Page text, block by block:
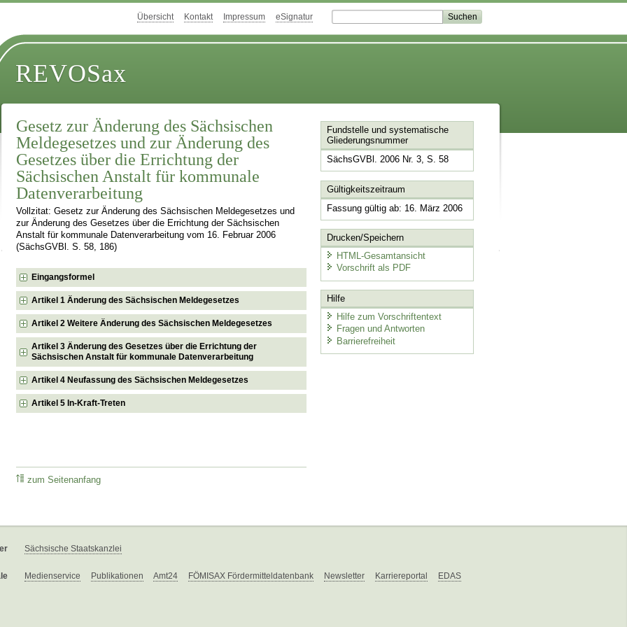
Übersicht Kontakt Impressum eSignatur
REVOSax
Gesetz zur Änderung des Sächsischen
Meldegesetzes und zur Änderung des
Gesetzes über die Errichtung der
Sächsischen Anstalt für kommunale
Datenverarbeitung
Vollzitat: Gesetz zur Änderung des Sächsischen Meldegesetzes und
zur Änderung des Gesetzes über die Errichtung der Sächsischen
Anstalt für kommunale Datenverarbeitung vom 16. Februar 2006
(SächsGVBl. S. 58, 186)
Eingangsformel
Artikel 1 Änderung des Sächsischen Meldegesetzes
Artikel 2 Weitere Änderung des Sächsischen Meldegesetzes
Artikel 3 Änderung des Gesetzes über die Errichtung der
Sächsischen Anstalt für kommunale Datenverarbeitung
Artikel 4 Neufassung des Sächsischen Meldegesetzes
Artikel 5 In-Kraft-Treten
zum Seitenanfang
Fundstelle und systematische
Gliederungsnummer
SächsGVBl. 2006 Nr. 3, S. 58
Gültigkeitszeitraum
Fassung gültig ab: 16. März 2006
Drucken/Speichern
HTML-Gesamtansicht
Vorschrift als PDF
Hilfe
Hilfe zum Vorschriftentext
Fragen und Antworten
Barrierefreiheit
Sächsische Staatskanzlei
Medienservice Publikationen Amt24 FÖMISAX Fördermitteldatenbank Newsletter Karriereportal EDAS